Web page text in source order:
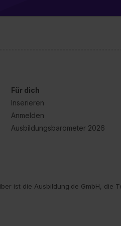
Für dich
Inserieren
Anmelden
Ausbildungsbarometer 2026
ist die Ausbildung.de GmbH, die